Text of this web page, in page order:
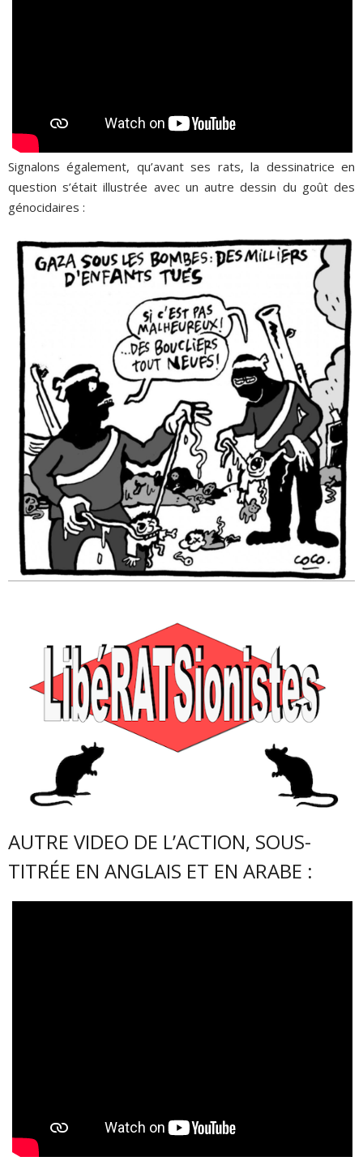
Signalons également, qu’avant ses rats, la dessinatrice en
question s’était illustrée avec un autre dessin du goût des
génocidaires :
AUTRE VIDEO DE L’ACTION, SOUS-
TITRÉE EN ANGLAIS ET EN ARABE :